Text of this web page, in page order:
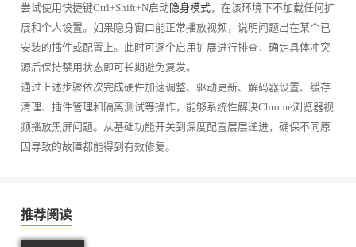
尝试使用快捷键Ctrl+Shift+N启动隐身模式，在该环境下不加载任何扩
展和个人设置。如果隐身窗口能正常播放视频，说明问题出在某个已
安装的插件或配置上。此时可逐个启用扩展进行排查，确定具体冲突
源后保持禁用状态即可长期避免复发。
通过上述步骤依次完成硬件加速调整、驱动更新、解码器设置、缓存
清理、插件管理和隔离测试等操作，能够系统性解决Chrome浏览器视
频播放黑屏问题。从基础功能开关到深度配置层层递进，确保不同原
因导致的故障都能得到有效修复。
推荐阅读